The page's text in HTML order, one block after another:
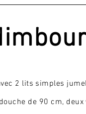
2 lits simples
de 90 cm, deux